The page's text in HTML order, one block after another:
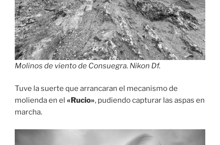
Molinos de viento de Consuegra. Nikon Df.
Tuve la suerte que arrancaran el mecanismo de
molienda en el «Rucio», pudiendo capturar las aspas en
marcha.